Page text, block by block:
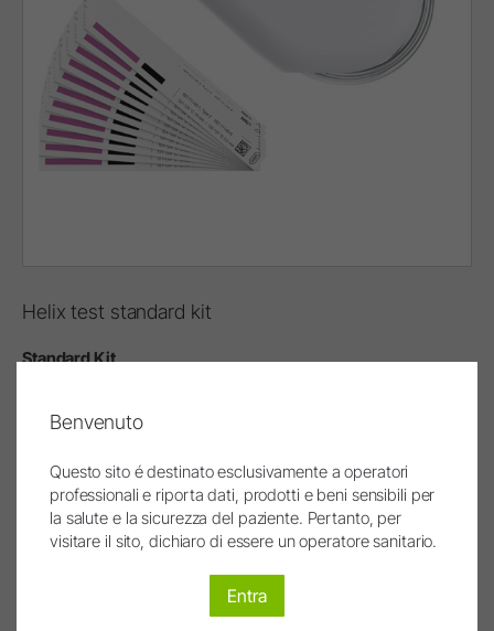
Helix test standard kit
Standard Kit
Helix test Standard kit
250 strisce
Helix test 250 strip (REF T800207X)
Richiesta prezzo
Benvenuto
Questo sito é destinato esclusivamente a operatori
professionali e riporta dati, prodotti e beni sensibili per
la salute e la sicurezza del paziente. Pertanto, per
visitare il sito, dichiaro di essere un operatore sanitario.
Entra